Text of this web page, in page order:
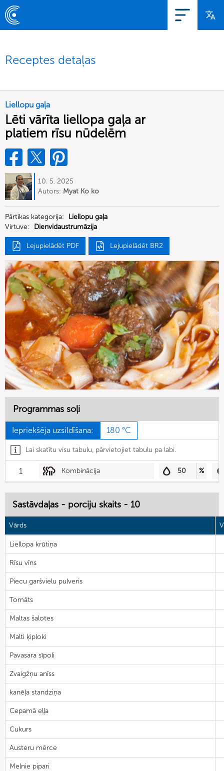
Receptes detaļas
Liellopu gaļa
Lēti vārīta liellopa gaļa ar
platiem rīsu nūdelēm
10. 5. 2025
Autors: Myat Ko ko
Pārtikas kategorija:
Liellopu gaļa
Virtuve:
Dienvidaustrumāzija
Lejupielādēt PDF Lejupielādēt BR2
Programmas soļi
Iepriekšēja uzsildīšana: 180 °C
Lai skatītu visu tabulu, pārvietojiet tabulu pa labi.
1 Kombinācija 50 %
Sastāvdaļas - porciju skaits - 10
Vārds
Liellopa krūtiņa
Rīsu vīns
Piecu garšvielu pulveris
Tomāts
Maltas šalotes
Malti ķiploki
Pavasara sīpoli
Zvaigžņu anīss
kanēļa standziņa
Cepamā eļļa
Cukurs
Austeru mērce
Melnie pipari